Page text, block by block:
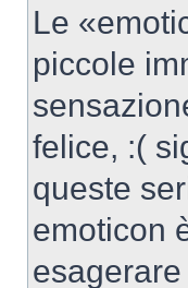
Le
piccole
felice, :(
queste
emoticon